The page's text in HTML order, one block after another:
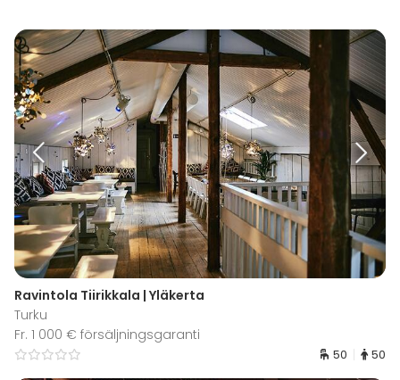
Ravintola Tiirikkala | Yläkerta
Turku
Fr. 1 000 € försäljningsgaranti
50 50